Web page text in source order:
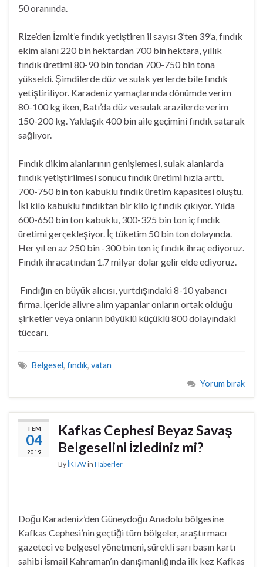
50 oranında.
Rize’den İzmit’e fındık yetiştiren il sayısı 3’ten 39’a, fındık
ekim alanı 220 bin hektardan 700 bin hektara, yıllık
fındık üretimi 80-90 bin tondan 700-750 bin tona
yükseldi. Şimdilerde düz ve sulak yerlerde bile fındık
yetiştiriliyor. Karadeniz yamaçlarında dönümde verim
80-100 kg iken, Batı’da düz ve sulak arazilerde verim
150-200 kg. Yaklaşık 400 bin aile geçimini fındık satarak
sağlıyor.
Fındık dikim alanlarının genişlemesi, sulak alanlarda
fındık yetiştirilmesi sonucu fındık üretimi hızla arttı.
700-750 bin ton kabuklu fındık üretim kapasitesi oluştu.
İki kilo kabuklu fındıktan bir kilo iç fındık çıkıyor. Yılda
600-650 bin ton kabuklu, 300-325 bin ton iç fındık
üretimi gerçekleşiyor. İç tüketim 50 bin ton dolayında.
Her yıl en az 250 bin -300 bin ton iç fındık ihraç ediyoruz.
Fındık ihracatından 1.7 milyar dolar gelir elde ediyoruz.
Fındığın en büyük alıcısı, yurtdışındaki 8-10 yabancı
firma. İçeride alivre alım yapanlar onların ortak olduğu
şirketler veya onların büyüklü küçüklü 800 dolayındaki
tüccarı.
Belgesel, fındık, vatan
Yorum bırak
TEM
04
2019
Kafkas Cephesi Beyaz Savaş
Belgeselini İzlediniz mi?
By İKTAVin Haberler
Doğu Karadeniz’den Güneydoğu Anadolu bölgesine
Kafkas Cephesi’nin geçtiği tüm bölgeler, araştırmacı
gazeteci ve belgesel yönetmeni, sürekli sarı basın kartı
sahibi İsmail Kahraman’ın danışmanlığında ilk kez Kafkas